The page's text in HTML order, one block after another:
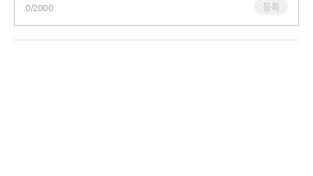
0/2000 등록